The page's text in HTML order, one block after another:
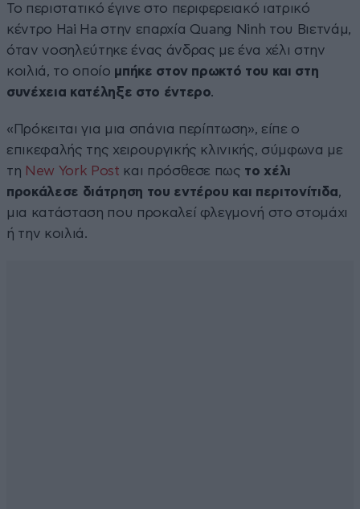
Το περιστατικό έγινε στο περιφερειακό ιατρικό
κέντρο Hai Ha στην επαρχία Quang Ninh του Βιετνάμ,
όταν νοσηλεύτηκε ένας άνδρας με ένα χέλι στην
κοιλιά, το οποίο μπήκε στον πρωκτό του και στη
συνέχεια κατέληξε στο έντερο.
«Πρόκειται για μια σπάνια περίπτωση», είπε ο
επικεφαλής της χειρουργικής κλινικής, σύμφωνα με
τη New York Post και πρόσθεσε πως το χέλι
προκάλεσε διάτρηση του εντέρου και περιτονίτιδα,
μια κατάσταση που προκαλεί φλεγμονή στο στομάχι
ή την κοιλιά.